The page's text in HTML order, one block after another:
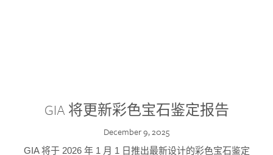
GIA 将更新彩色宝石鉴定报告
December 9, 2025
GIA 将于 2026 年 1 月 1 日推出最新设计的彩色宝石鉴定